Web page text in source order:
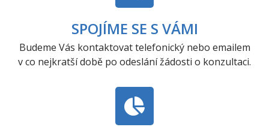
SPOJÍME SE S VÁMI
Budeme Vás kontaktovat telefonický nebo emailem
v co nejkratší době po odeslání žádosti o konzultaci.